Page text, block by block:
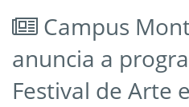
Campus
anuncia a
Festival de Arte